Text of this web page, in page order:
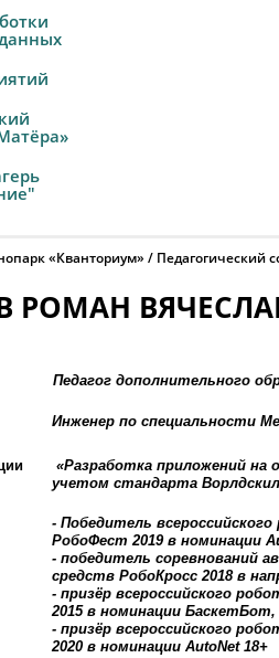
«Кванториум» Педагогический
РОМАН
Педагог дополнительного
Инженер по специальности
«Разработка приложений на
учетом стандарта
- Победитель
РобоФест 2019 в номинации
- победитель соревнований
средств РобоКросс 2018 в
- призёр всероссийского
2015 в номинации БаскетБот,
- призёр всероссийского
2020 в номинации AutoNet 18+